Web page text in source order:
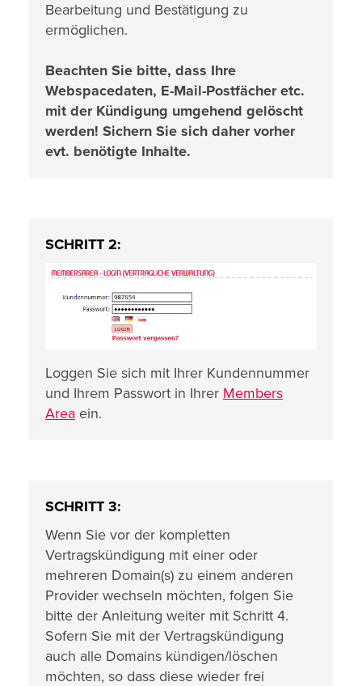
Bearbeitung und Bestätigung zu
ermöglichen.
Beachten Sie bitte, dass Ihre
Webspacedaten, E-Mail-Postfächer etc.
mit der Kündigung umgehend gelöscht
werden! Sichern Sie sich daher vorher
evt. benötigte Inhalte.
SCHRITT 2:
Loggen Sie sich mit Ihrer Kundennummer
und Ihrem Passwort in Ihrer Members
Area ein.
SCHRITT 3:
Wenn Sie vor der kompletten
Vertragskündigung mit einer oder
mehreren Domain(s) zu einem anderen
Provider wechseln möchten, folgen Sie
bitte der Anleitung weiter mit Schritt 4.
Sofern Sie mit der Vertragskündigung
auch alle Domains kündigen/löschen
möchten, so dass diese wieder frei